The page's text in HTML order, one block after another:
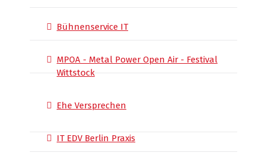
Bühnenservice IT
MPOA - Metal Power Open Air - Festival
Wittstock
Ehe Versprechen
IT EDV Berlin Praxis